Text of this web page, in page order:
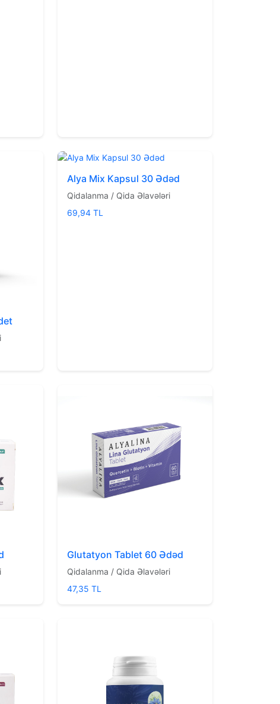
Alya Mix Kapsul 30 Ədəd
Qidalanma / Qida Əlavələri
69,94 TL
Glutatyon Tablet 60 Ədəd
Qidalanma / Qida Əlavələri
47,35 TL